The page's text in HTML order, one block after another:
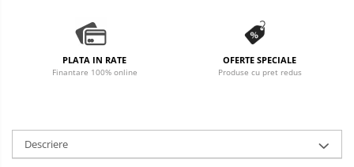
PLATA IN RATE
Finantare 100% online
OFERTE SPECIALE
Produse cu pret redus
Descriere